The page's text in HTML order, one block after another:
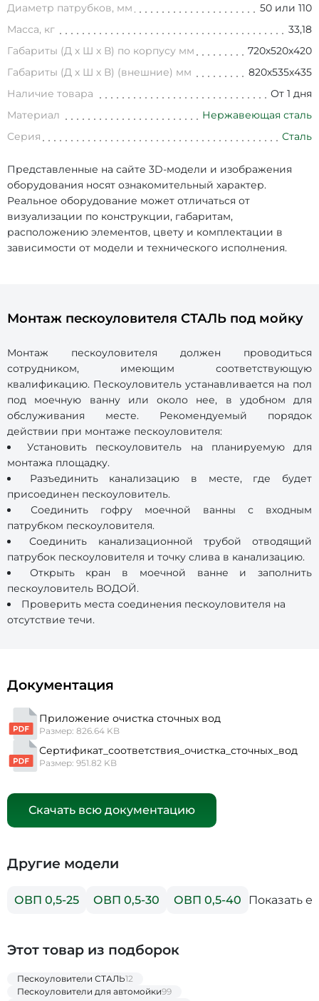
Диаметр патрубков, мм
50 или 110
Масса, кг
33,18
Габариты (Д х Ш х В) по корпусу мм
720х520х420
Габариты (Д х Ш х В) (внешние) мм
820х535х435
Наличие товара
От 1 дня
Материал
Нержавеющая сталь
Серия
Сталь
Представленные на сайте 3D-модели и изображения
оборудования носят ознакомительный характер.
Реальное оборудование может отличаться от
визуализации по конструкции, габаритам,
расположению элементов, цвету и комплектации в
зависимости от модели и технического исполнения.
Монтаж пескоуловителя СТАЛЬ под мойку
Монтаж пескоуловителя должен проводиться
сотрудником, имеющим соответствующую
квалификацию. Пескоуловитель устанавливается на пол
под моечную ванну или около нее, в удобном для
обслуживания месте. Рекомендуемый порядок
действии при монтаже пескоуловителя:
Установить пескоуловитель на планируемую для
монтажа площадку.
Разъединить канализацию в месте, где будет
присоединен пескоуловитель.
Соединить гофру моечной ванны с входным
патрубком пескоуловителя.
Соединить канализационной трубой отводящий
патрубок пескоуловителя и точку слива в канализацию.
Открыть кран в моечной ванне и заполнить
пескоуловитель ВОДОЙ.
Проверить места соединения пескоуловителя на
отсутствие течи.
Документация
Приложение очистка сточных вод
Размер: 826.64 KB
Сертификат_соответствия_очистка_сточных_вод
Размер: 951.82 KB
Скачать всю документацию
Другие модели
ОВП 0,5-25 ОВП 0,5-30 ОВП 0,5-40 Показать
Этот товар из подборок
Пескоуловители СТАЛЬ12
Пескоуловители для автомойки99